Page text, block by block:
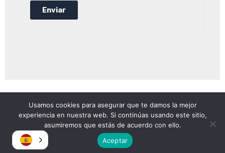
Copyright © 2026
Atomica | Crew & Equipment Rental House.
Usamos cookies para asegurar que te damos la mejor
experiencia en nuestra web. Si continúas usando este sitio,
asumiremos que estás de acuerdo con ello.
Aceptar